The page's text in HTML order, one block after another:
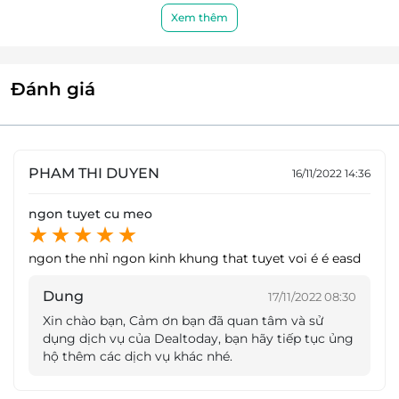
chỉ bò, sụn non, viên hải sản... tươi mới. Sự ngon ngọt
thực khách.
Xem thêm
Đánh giá
PHAM THI DUYEN 16/11/2022 14:36
ngon tuyet cu meo
ngon the nhỉ ngon kinh khung that tuyet voi é é easd
Dung 17/11/2022 08:30
Xin chào bạn, Cảm ơn bạn đã quan tâm và sử
dụng dịch vụ của Dealtoday, bạn hãy tiếp tục ủng
hộ thêm các dịch vụ khác nhé.